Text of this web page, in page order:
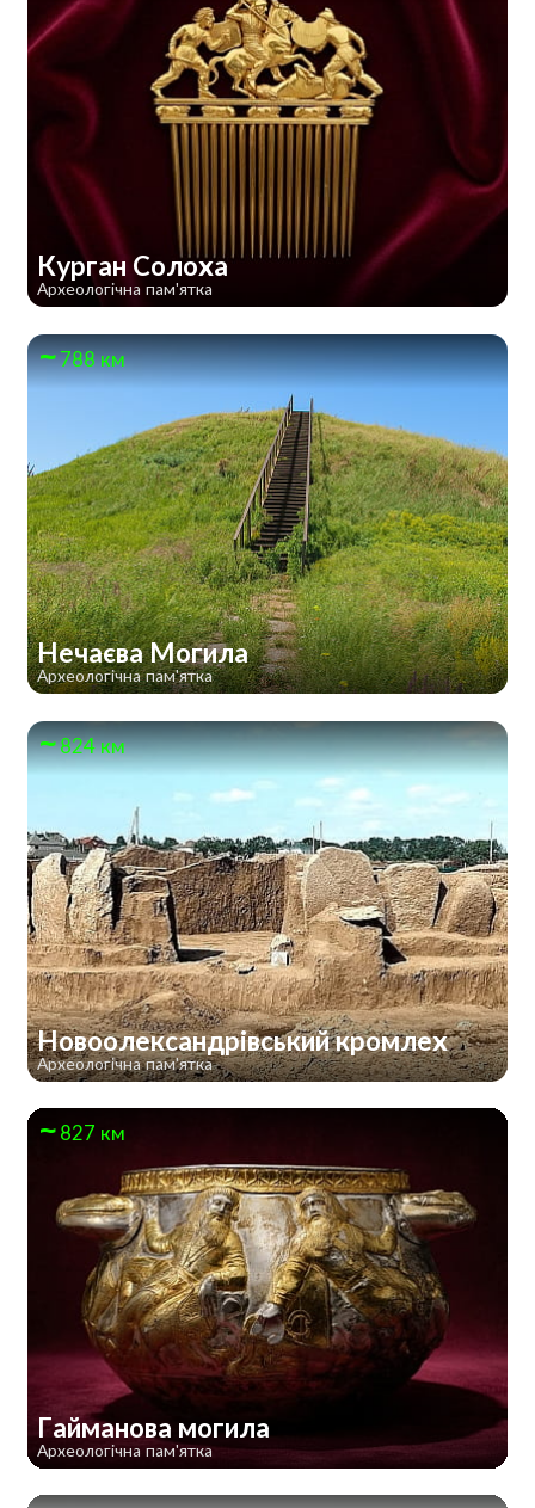
Курган Солоха
Археологічна пам'ятка
788 км
Нечаєва Могила
Археологічна пам'ятка
824 км
Новоолександрівський кромлех
Археологічна пам'ятка
827 км
Гайманова могила
Археологічна пам'ятка